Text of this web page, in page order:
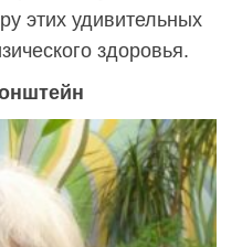
этих удивительных
здоровья.